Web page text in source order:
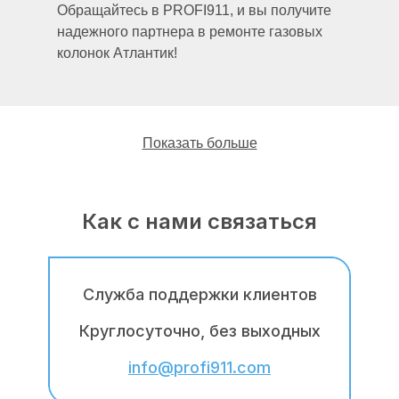
Показать больше
Обращайтесь в PROFI911, и вы получите
надежного партнера в ремонте газовых
колонок Атлантик!
Наши мастера имеют многолетний опыт
профилактике, монтажу и демонтажу
По сравнению с мастерами-частниками с
найми (naimi), авито (avito), лалафо
Как с нами связаться
Служба поддержки клиентов
Круглосуточно, без выходных
info@profi911.com